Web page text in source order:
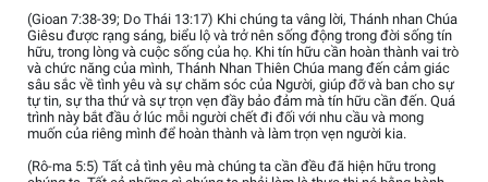
(Gioan 7:38-39; Do Thái 13:17) Khi chúng ta vâng lời, Thánh nhan Chúa
Giêsu được rạng sáng, biểu lộ và trở nên sống động trong đời sống tín
hữu, trong lòng và cuộc sống của họ. Khi tín hữu cần hoàn thành vai trò
và chức năng của mình, Thánh Nhan Thiên Chúa mang đến cảm giác
sâu sắc về tình yêu và sự chăm sóc của Người, giúp đỡ và ban cho sự
tự tin, sự tha thứ và sự trọn vẹn đầy bảo đảm mà tín hữu cần đến. Quá
trình này bắt đầu ở lúc mỗi người chết đi đối với nhu cầu và mong
muốn của riêng mình để hoàn thành và làm trọn vẹn người kia.
(Rô-ma 5:5) Tất cả tình yêu mà chúng ta cần đều đã hiện hữu trong